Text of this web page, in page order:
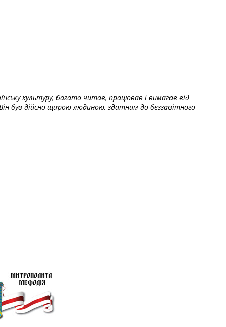
культуру, багато читав, працював і вимагав від
був дійсно щирою людиною, здатним до беззавітного